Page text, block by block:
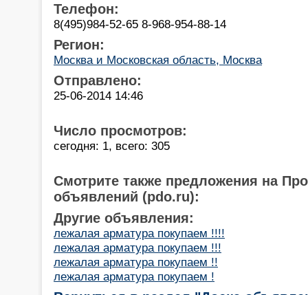
Телефон:
8(495)984-52-65 8-968-954-88-14
Регион:
Москва и Московская область, Москва
Отправлено:
25-06-2014 14:46
Число просмотров:
сегодня: 1, всего: 305
Смотрите также предложения на
объявлений (pdo.ru):
Другие объявления:
лежалая арматура покупаем !!!!
лежалая арматура покупаем !!!
лежалая арматура покупаем !!
лежалая арматура покупаем !